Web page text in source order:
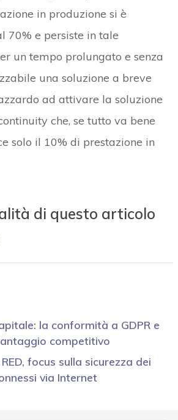
in produzione si è
70% e persiste in tale
un tempo prolungato e senza
una soluzione a breve
ad attivare la soluzione
che, se tutto va bene
solo il 10% di prestazione in
di questo articolo
la conformità a GDPR e
competitivo
focus sulla sicurezza dei
via Internet